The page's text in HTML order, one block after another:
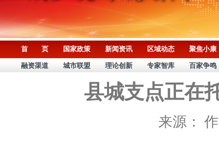
首 页 国家政策 新闻资讯 区域动态 聚焦小康
融资渠道 城市联盟 理论创新 专家智库 百家争鸣
县城支点正在
来源：